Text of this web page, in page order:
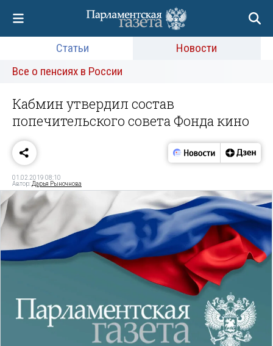
Статьи
Новости
Все о пенсиях в России
Кабмин утвердил состав
попечительского совета Фонда кино
01.02.2019 08:10
Автор: Дарья Рыночнова